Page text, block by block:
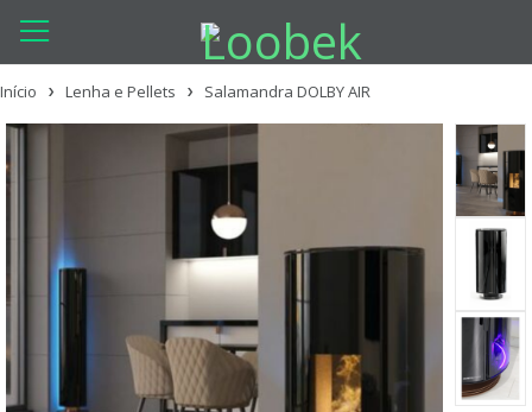
Início Lenha e Pellets Salamandra DOLBY AIR